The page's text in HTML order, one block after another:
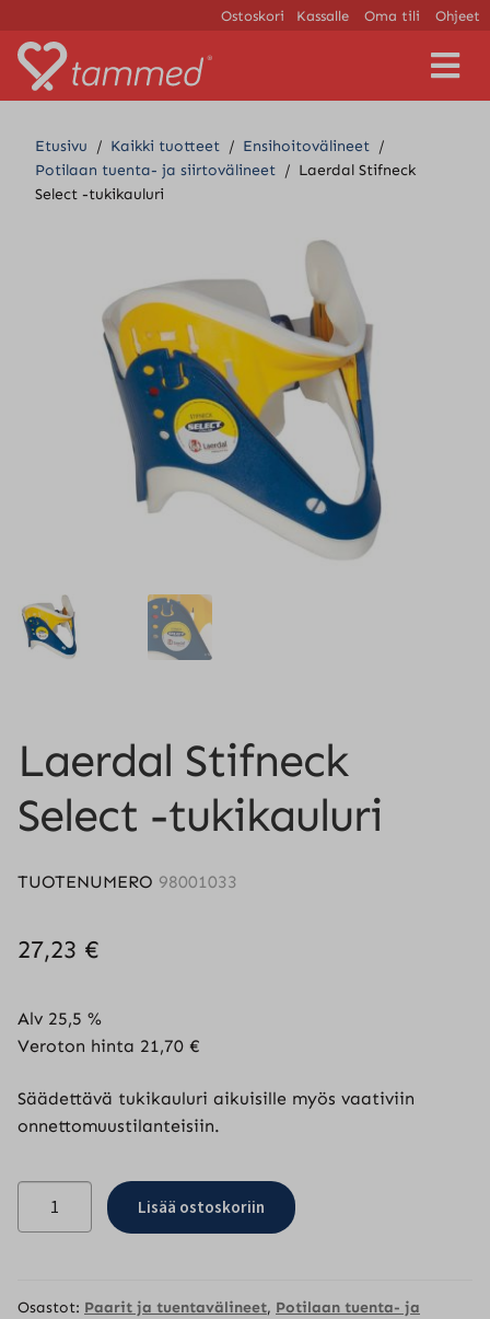
Ostoskori Kassalle Oma tili Ohjeet
V
a
l
Etusivu / Kaikki tuotteet / Ensihoitovälineet /
Potilaan tuenta- ja siirtovälineet / Laerdal Stifneck
Select -tukikauluri
Laerdal Stifneck
Select -tukikauluri
TUOTENUMERO 98001033
27,23 €
Alv 25,5 %
Veroton hinta 21,70 €
Säädettävä tukikauluri aikuisille myös vaativiin
onnettomuustilanteisiin.
tukikauluri
Lisää ostoskoriin
Osastot: Paarit ja tuentavälineet, Potilaan tuenta- ja